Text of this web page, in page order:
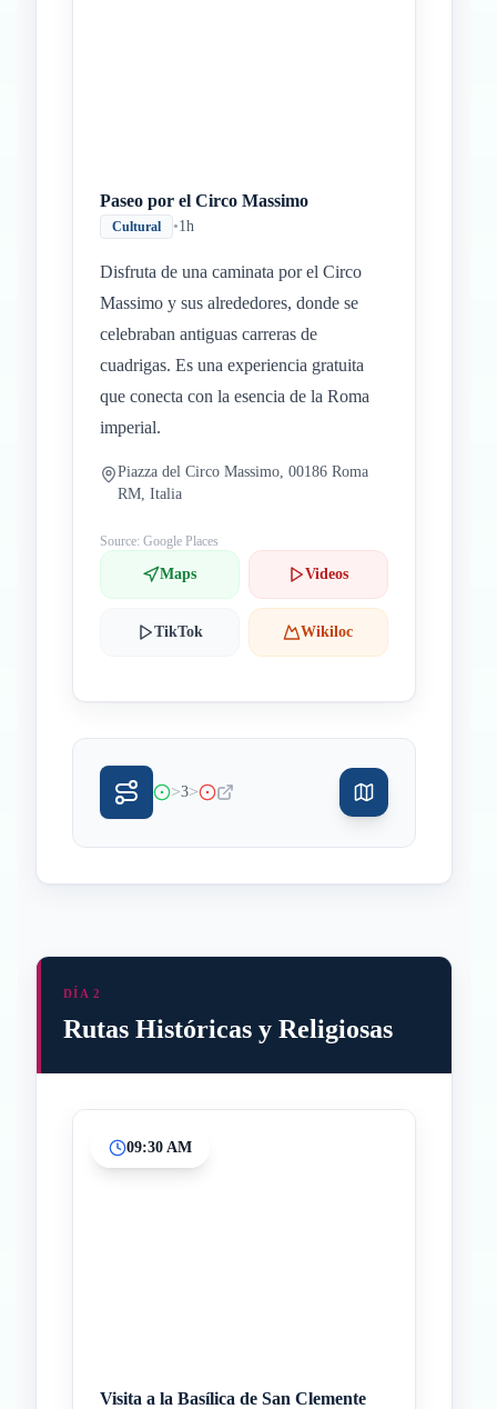
Paseo por el Circo Massimo
Cultural •1h
Disfruta de una caminata por el Circo
Massimo y sus alrededores, donde se
celebraban antiguas carreras de
cuadrigas. Es una experiencia gratuita
que conecta con la esencia de la Roma
imperial.
Piazza del Circo Massimo, 00186 Roma
RM, Italia
Source: Google Places
Maps Videos
TikTok Wikiloc
>3>
DÍA 2
Rutas Históricas y Religiosas
09:30 AM
Visita a la Basílica de San Clemente